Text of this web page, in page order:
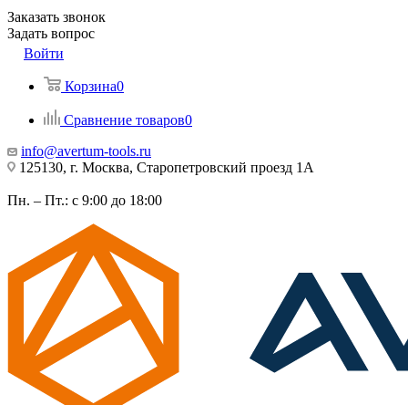
Заказать звонок
Задать вопрос
Войти
Корзина0
Сравнение товаров0
info@avertum-tools.ru
125130, г. Москва, Старопетровский проезд 1А
Пн. – Пт.: с 9:00 до 18:00